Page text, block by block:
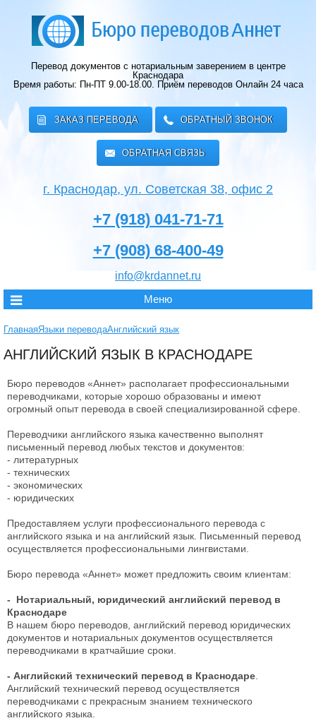
Перевод документов с нотариальным заверением в центре
Краснодара
Время работы: Пн-ПТ 9.00-18.00. Приём переводов Онлайн 24 часа
ЗАКАЗ ПЕРЕВОДА ОБРАТНЫЙ ЗВОНОК
ОБРАТНАЯ СВЯЗЬ
г. Краснодар, ул. Советская 38, офис 2
+7 (918) 041-71-71
+7 (908) 68-400-49
info@krdannet.ru
Меню
ГлавнаяЯзыки переводаАнглийский язык
АНГЛИЙСКИЙ ЯЗЫК В КРАСНОДАРЕ
Бюро переводов «Аннет» располагает профессиональными
переводчиками, которые хорошо образованы и имеют
огромный опыт перевода в своей специализированной сфере.
Переводчики английского языка качественно выполнят
письменный перевод любых текстов и документов:
- литературных
- технических
- экономических
- юридических
Предоставляем услуги профессионального перевода с
английского языка и на английский язык. Письменный перевод
осуществляется профессиональными лингвистами.
Бюро перевода «Аннет» может предложить своим клиентам:
- Нотариальный, юридический английский перевод в
Краснодаре
В нашем бюро переводов, английский перевод юридических
документов и нотариальных документов осуществляется
переводчиками в кратчайшие сроки.
- Английский технический перевод в Краснодаре
Английский технический перевод осуществляется
переводчиками с прекрасным знанием технического
английского языка.